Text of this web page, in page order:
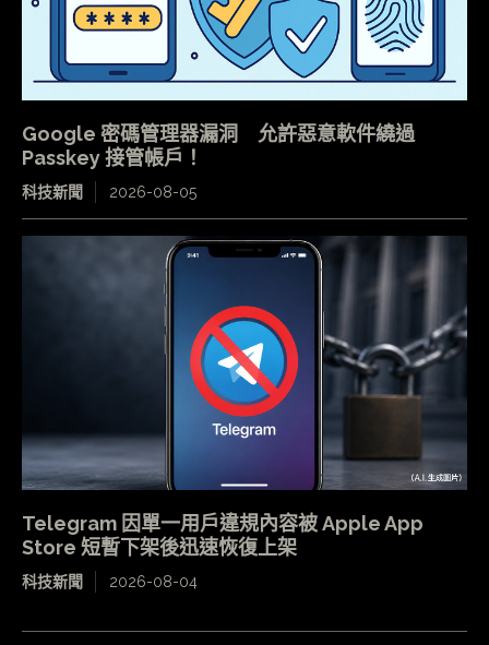
Google 密碼管理器漏洞 允許惡意軟件繞過
Passkey 接管帳戶！
科技新聞 2026-08-05
Telegram 因單一用戶違規內容被 Apple App
Store 短暫下架後迅速恢復上架
科技新聞 2026-08-04